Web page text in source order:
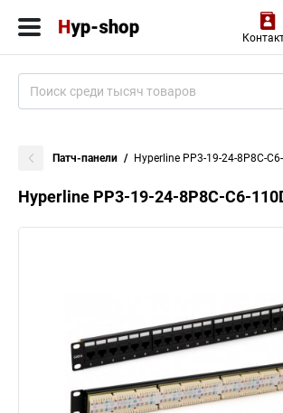
Патч-панели Hyperline PP3-19-24-8P8C-
Hyperline PP3-19-24-8P8C-C6-